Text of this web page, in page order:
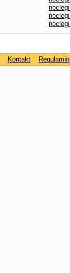
Kontakt Regulamin